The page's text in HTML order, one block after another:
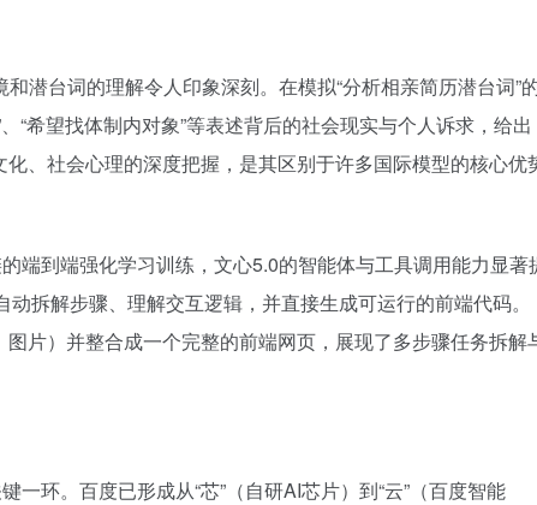
潜台词的理解令人印象深刻。在模拟“分析相亲简历潜台词”
“希望找体制内对象”等表述背后的社会现实与个人诉求，给出
、社会心理的深度把握，是其区别于许多国际模型的核心优
端到端强化学习训练，文心5.0的智能体与工具调用能力显著
拆解步骤、理解交互逻辑，并直接生成可运行的前端代码。
片）并整合成一个完整的前端网页，展现了多步骤任务拆解
环。百度已形成从“芯”（自研AI芯片）到“云”（百度智能